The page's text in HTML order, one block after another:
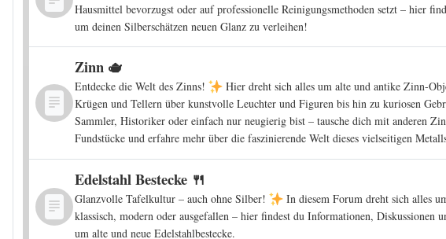
Hausmittel bevorzugst oder auf professionelle Reinigungsmethoden setzt – hier
um deinen Silberschätzen neuen Glanz zu verleihen!
Zinn 🫖
Entdecke die Welt des Zinns!
Hier dreht sich alles um alte und antike Zinn-
Krügen und Tellern über kunstvolle Leuchter und Figuren bis hin zu kuriosen
Sammler, Historiker oder einfach nur neugierig bist – tausche dich mit anderen
Fundstücke und erfahre mehr über die faszinierende Welt dieses vielseitigen
Edelstahl Bestecke 🍴
Glanzvolle Tafelkultur – auch ohne Silber!
In diesem Forum dreht sich alles
klassisch, modern oder ausgefallen – hier findest du Informationen, Diskussionen
um alte und neue Edelstahlbestecke.